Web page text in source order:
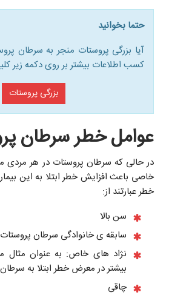
حتما بخوانید
آیا بزرگی پروستات منجر به سرطان
کسب اطلاعات بیشتر بر روی دکمه زیر
بزرگی پروستات
عوامل خطر سرطان
در حالی که سرطان پروستات در هر مردی
خاصی باعث افزایش خطر ابتلا به این
خطر عبارتند از:
سن بالا
سابقه ى خانوادگی سرطان پروستات
نژاد هاى خاص: به عنوان مثال
بيشتر در معرض خطر ابتلا به
چاقی